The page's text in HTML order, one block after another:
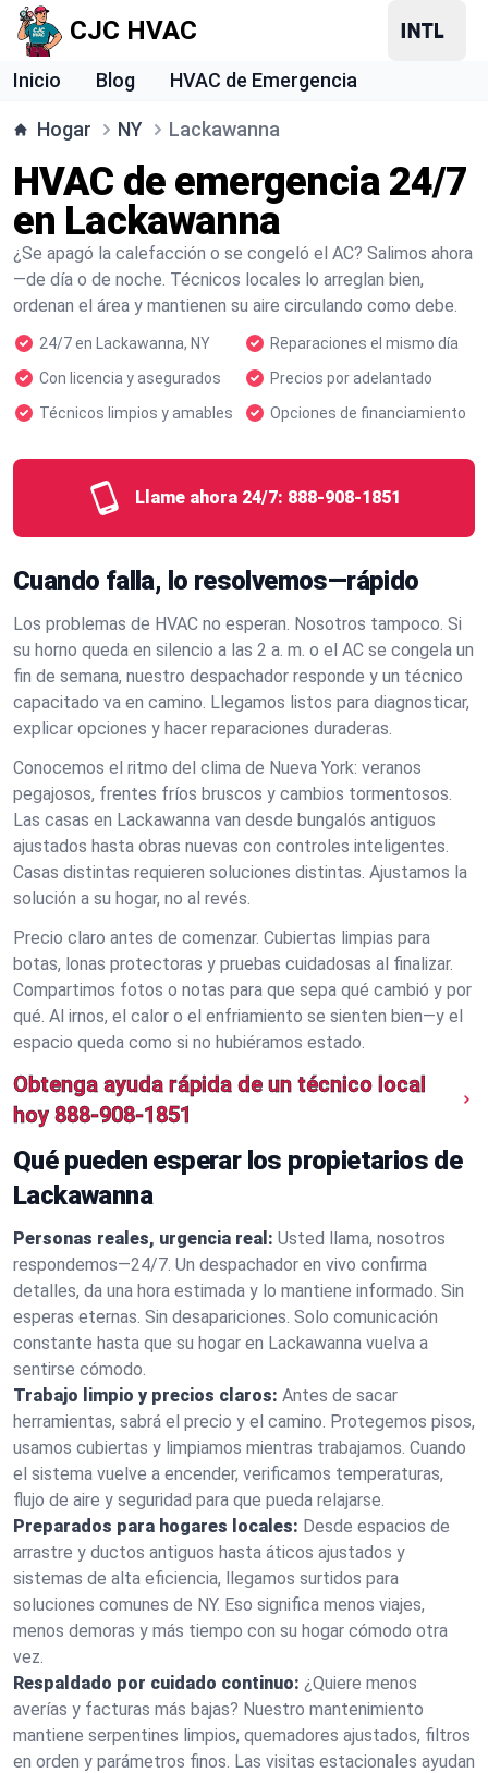
CJC HVAC
Inicio Blog HVAC de Emergencia
Hogar NY Lackawanna
HVAC de emergencia 24/7
en Lackawanna
¿Se apagó la calefacción o se congeló el AC? Salimos ahora
—de día o de noche. Técnicos locales lo arreglan bien,
ordenan el área y mantienen su aire circulando como debe.
24/7 en Lackawanna, NY
Reparaciones el mismo día
Con licencia y asegurados
Precios por adelantado
Técnicos limpios y amables
Opciones de financiamiento
Llame ahora 24/7: 888-908-1851
Cuando falla, lo resolvemos—rápido
Los problemas de HVAC no esperan. Nosotros tampoco. Si
su horno queda en silencio a las 2 a. m. o el AC se congela un
fin de semana, nuestro despachador responde y un técnico
capacitado va en camino. Llegamos listos para diagnosticar,
explicar opciones y hacer reparaciones duraderas.
Conocemos el ritmo del clima de Nueva York: veranos
pegajosos, frentes fríos bruscos y cambios tormentosos.
Las casas en Lackawanna van desde bungalós antiguos
ajustados hasta obras nuevas con controles inteligentes.
Casas distintas requieren soluciones distintas. Ajustamos la
solución a su hogar, no al revés.
Precio claro antes de comenzar. Cubiertas limpias para
botas, lonas protectoras y pruebas cuidadosas al finalizar.
Compartimos fotos o notas para que sepa qué cambió y por
qué. Al irnos, el calor o el enfriamiento se sienten bien—y el
espacio queda como si no hubiéramos estado.
Obtenga ayuda rápida de un técnico local
hoy 888-908-1851
Qué pueden esperar los propietarios de
Lackawanna
Personas reales, urgencia real: Usted llama, nosotros
respondemos—24/7. Un despachador en vivo confirma
detalles, da una hora estimada y lo mantiene informado. Sin
esperas eternas. Sin desapariciones. Solo comunicación
constante hasta que su hogar en Lackawanna vuelva a
sentirse cómodo.
Trabajo limpio y precios claros: Antes de sacar
herramientas, sabrá el precio y el camino. Protegemos pisos,
usamos cubiertas y limpiamos mientras trabajamos. Cuando
el sistema vuelve a encender, verificamos temperaturas,
flujo de aire y seguridad para que pueda relajarse.
Preparados para hogares locales: Desde espacios de
arrastre y ductos antiguos hasta áticos ajustados y
sistemas de alta eficiencia, llegamos surtidos para
soluciones comunes de NY. Eso significa menos viajes,
menos demoras y más tiempo con su hogar cómodo otra
vez.
Respaldado por cuidado continuo: ¿Quiere menos
averías y facturas más bajas? Nuestro mantenimiento
mantiene serpentines limpios, quemadores ajustados, filtros
en orden y parámetros finos. Las visitas estacionales ayudan